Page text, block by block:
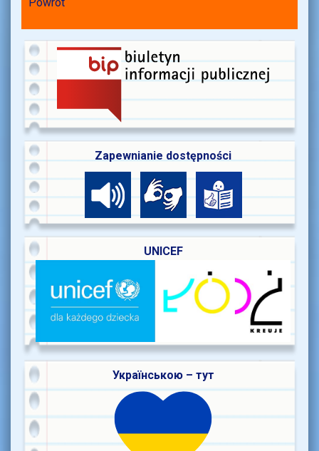
Zapewnianie dostępności
UNICEF
Українською – тут